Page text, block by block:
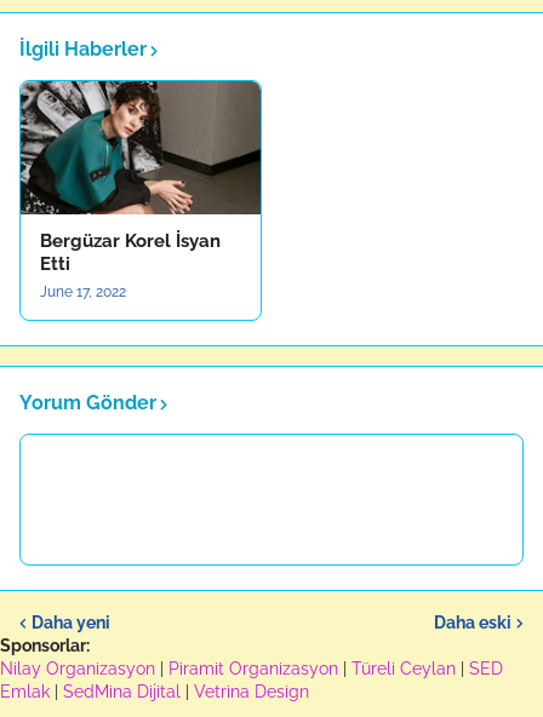
İlgili Haberler
Bergüzar Korel İsyan
Etti
June 17, 2022
Yorum Gönder
Daha yeni
Daha eski
Sponsorlar:
Nilay Organizasyon
Piramit Organizasyon Türeli Ceylan
SED
Emlak
SedMina Dijital Vetrina Design